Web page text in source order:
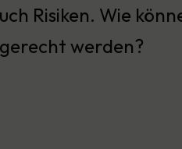
Risiken. Wie
werden?